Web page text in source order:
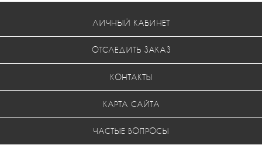
ЛИЧНЫЙ КАБИНЕТ
ОТСЛЕДИТЬ ЗАКАЗ
КОНТАКТЫ
КАРТА САЙТА
ЧАСТЫЕ ВОПРОСЫ